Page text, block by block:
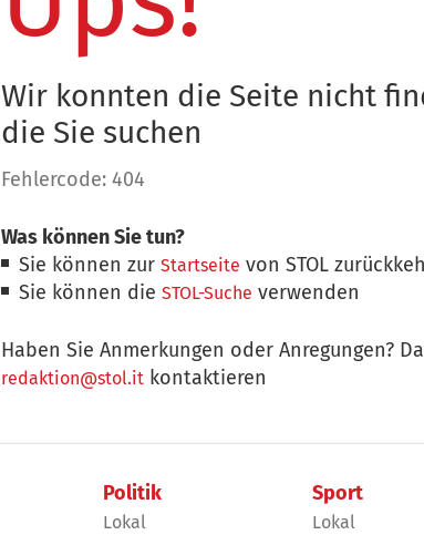
Wir konnten die Seite nicht
die Sie suchen
Fehlercode: 404
Was können Sie tun?
Sie können zurStartseite von STOL
Sie können dieSTOL-Suche verwenden
Haben Sie Anmerkungen oder Anregungen?
redaktion@stol.it kontaktieren
Politik
Lokal
Sport
Lokal